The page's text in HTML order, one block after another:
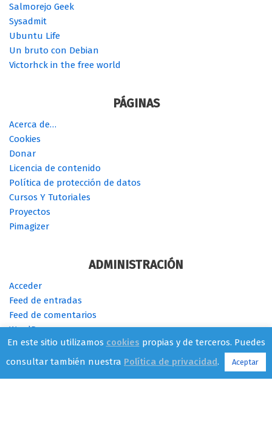
Salmorejo Geek
Sysadmit
Ubuntu Life
Un bruto con Debian
Victorhck in the free world
PÁGINAS
Acerca de…
Cookies
Donar
Licencia de contenido
Política de protección de datos
Cursos Y Tutoriales
Proyectos
Pimagizer
ADMINISTRACIÓN
Acceder
Feed de entradas
Feed de comentarios
WordPress.org
En este sitio utilizamos cookies propias y de terceros. Puedes
consultar también nuestra Política de privacidad. Aceptar